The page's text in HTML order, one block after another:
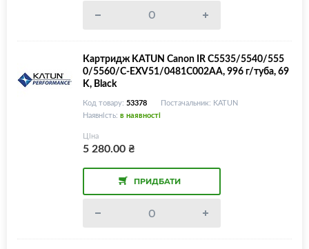
Картридж KATUN Canon IR C5535/5540/555
0/5560/C-EXV51/0481C002AA, 996 г/туба, 69
K, Black
Код товару: 53378
Постачальник: KATUN
Наявність: в наявності
Ціна
5 280.00₴
ПРИДБАТИ